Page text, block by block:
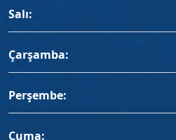
Salı:
Çarşamba:
Perşembe:
Cuma: